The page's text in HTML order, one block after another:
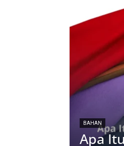
BAHAN
Apa